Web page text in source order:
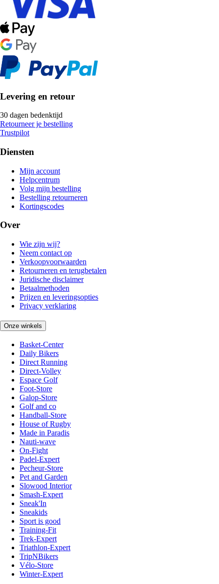
Levering en retour
30 dagen bedenktijd
Retourneer je bestelling
Trustpilot
Diensten
Mijn account
Helpcentrum
Volg mijn bestelling
Bestelling retourneren
Kortingscodes
Over
Wie zijn wij?
Neem contact op
Verkoopvoorwaarden
Retourneren en terugbetalen
Juridische disclaimer
Betaalmethoden
Prijzen en leveringsopties
Privacy verklaring
Onze winkels
Basket-Center
Daily Bikers
Direct Running
Direct-Volley
Espace Golf
Foot-Store
Galop-Store
Golf and co
Handball-Store
House of Rugby
Made in Paradis
Nauti-wave
On-Fight
Padel-Expert
Pecheur-Store
Pet and Garden
Slowood Interior
Smash-Expert
Sneak'In
Sneakids
Sport is good
Training-Fit
Trek-Expert
Triathlon-Expert
TripNBikers
Vélo-Store
Winter-Expert